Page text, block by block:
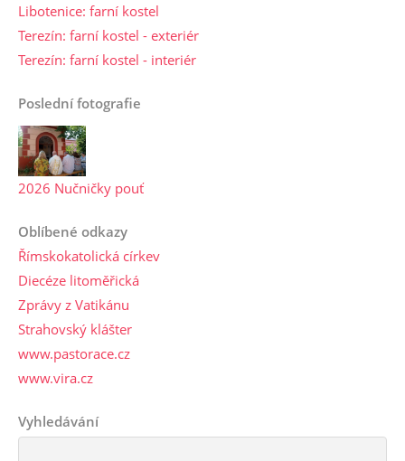
Libotenice: farní kostel
Terezín: farní kostel - exteriér
Terezín: farní kostel - interiér
Poslední fotografie
2026 Nučničky pouť
Oblíbené odkazy
Římskokatolická církev
Diecéze litoměřická
Zprávy z Vatikánu
Strahovský klášter
www.pastorace.cz
www.vira.cz
Vyhledávání